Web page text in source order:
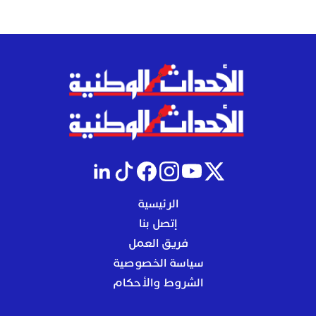
الرئيسية
إتصل بنا
فريق العمل
سياسة الخصوصية
الشروط والأحكام